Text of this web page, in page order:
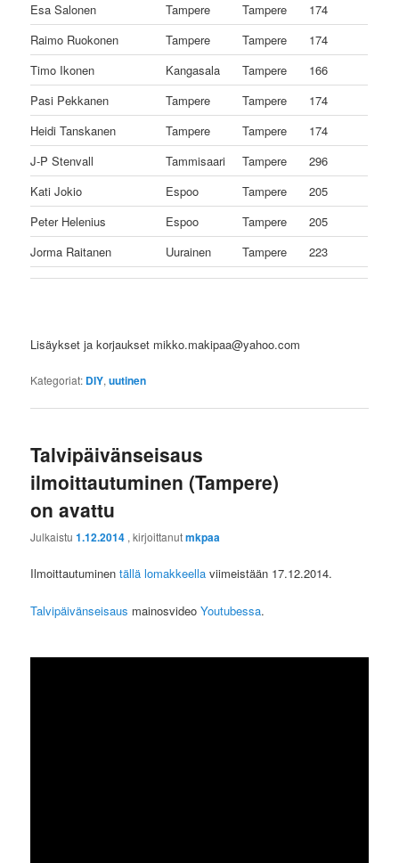
Esa Salonen
Tampere Tampere
174
Raimo Ruokonen
Tampere Tampere
174
Timo Ikonen
Kangasala Tampere
166
Pasi Pekkanen
Tampere Tampere
174
Heidi Tanskanen
Tampere Tampere
174
J-P Stenvall
Tammisaari Tampere
296
Kati Jokio
Espoo Tampere
205
Peter Helenius
Espoo Tampere
205
Jorma Raitanen
Uurainen Tampere 223
Lisäykset ja korjaukset mikko.makipaa@yahoo.com
Kategoriat: DIY,uutinen
Talvipäivänseisaus
ilmoittautuminen (Tampere)
on avattu
Julkaistu1.12.2014 , kirjoittanutmkpaa
Ilmoittautuminentällä lomakkeella viimeistään 17.12.2014.
Talvipäivänseisaus mainosvideoYoutubessa.